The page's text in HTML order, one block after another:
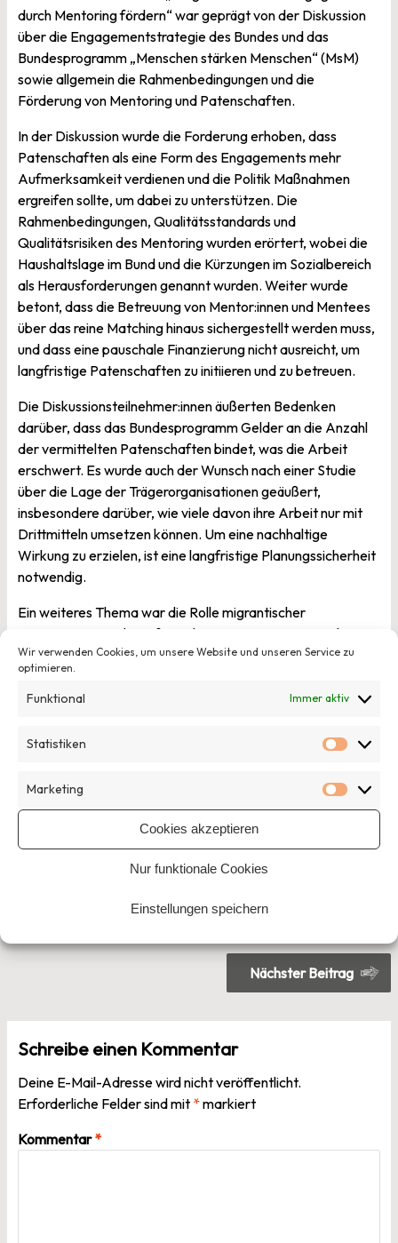
Wir verwenden Cookies, um unsere Website und unseren Service zu
optimieren.
Funktional Immer aktiv
Statistiken
Marketing
Cookies akzeptieren
Nur funktionale Cookies
Einstellungen speichern
durch Mentoring fördern“ war geprägt von der Diskussion
über die Engagementstrategie des Bundes und das
Bundesprogramm „Menschen stärken Menschen“ (MsM)
sowie allgemein die Rahmenbedingungen und die
Förderung von Mentoring und Patenschaften.
In der Diskussion wurde die Forderung erhoben, dass
Patenschaften als eine Form des Engagements mehr
Aufmerksamkeit verdienen und die Politik Maßnahmen
ergreifen sollte, um dabei zu unterstützen. Die
Rahmenbedingungen, Qualitätsstandards und
Qualitätsrisiken des Mentoring wurden erörtert, wobei die
Haushaltslage im Bund und die Kürzungen im Sozialbereich
als Herausforderungen genannt wurden. Weiter wurde
betont, dass die Betreuung von Mentor:innen und Mentees
über das reine Matching hinaus sichergestellt werden muss,
und dass eine pauschale Finanzierung nicht ausreicht, um
langfristige Patenschaften zu initiieren und zu betreuen.
Die Diskussionsteilnehmer:innen äußerten Bedenken
darüber, dass das Bundesprogramm Gelder an die Anzahl
der vermittelten Patenschaften bindet, was die Arbeit
erschwert. Es wurde auch der Wunsch nach einer Studie
über die Lage der Trägerorganisationen geäußert,
insbesondere darüber, wie viele davon ihre Arbeit nur mit
Drittmitteln umsetzen können. Um eine nachhaltige
Wirkung zu erzielen, ist eine langfristige Planungssicherheit
notwendig.
Ein weiteres Thema war die Rolle migrantischer
Organisationen, die aufgrund von Ressourcenmangel
weniger in die Umsetzung von Patenschaften involviert
sind. Es wurde angeregt, dass die Kommunen über den
Bund in die Verantwortung genommen werden könnten,
das Feld Patenschaften und Mentoring ist und wie es
der begrenzten Sessionzeit offen geblieben sind.
Veröffentlicht am27. September 2023vonJohannes Hofmann
Allgemein
Beitragsnavigation
Nächster Beitrag
Schreibe einen Kommentar
Deine E-Mail-Adresse wird nicht veröffentlicht.
Erforderliche Felder sind mit *markiert
Kommentar*